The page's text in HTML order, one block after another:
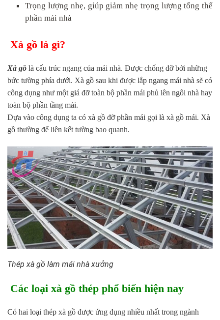
Trọng lượng nhẹ, giúp giảm nhẹ trọng lượng tổng thể
phần mái nhà
Xà gồ là gì?
Xà gồ là cấu trúc ngang của mái nhà. Được chống đỡ bởi những
bức tường phía dưới. Xà gồ sau khi được lắp ngang mái nhà sẽ có
công dụng như một giá đỡ toàn bộ phần mái phủ lên ngôi nhà hay
toàn bộ phần tầng mái.
Dựa vào công dụng ta có xà gồ đỡ phần mái gọi là xà gồ mái. Xà
gồ thường để liên kết tường bao quanh.
Thép xà gồ làm mái nhà xưởng
Các loại xà gồ thép phổ biến hiện nay
Có hai loại thép xà gồ được ứng dụng nhiều nhất trong ngành